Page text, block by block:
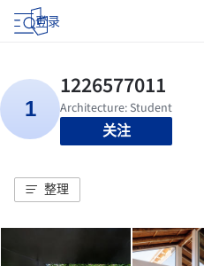
登录
关注
整理